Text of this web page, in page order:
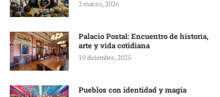
2 marzo, 2026
Palacio Postal: Encuentro de historia,
arte y vida cotidiana
10 diciembre, 2025
Pueblos con identidad y magia